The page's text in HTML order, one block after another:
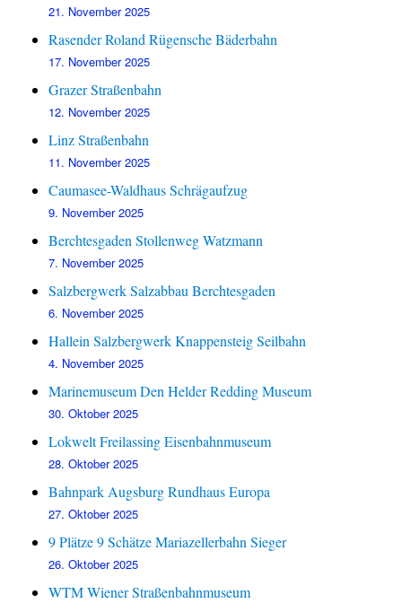
21. November 2025
Rasender Roland Rügensche Bäderbahn
17. November 2025
Grazer Straßenbahn
12. November 2025
Linz Straßenbahn
11. November 2025
Caumasee-Waldhaus Schrägaufzug
9. November 2025
Berchtesgaden Stollenweg Watzmann
7. November 2025
Salzbergwerk Salzabbau Berchtesgaden
6. November 2025
Hallein Salzbergwerk Knappensteig Seilbahn
4. November 2025
Marinemuseum Den Helder Redding Museum
30. Oktober 2025
Lokwelt Freilassing Eisenbahnmuseum
28. Oktober 2025
Bahnpark Augsburg Rundhaus Europa
27. Oktober 2025
9 Plätze 9 Schätze Mariazellerbahn Sieger
26. Oktober 2025
WTM Wiener Straßenbahnmuseum